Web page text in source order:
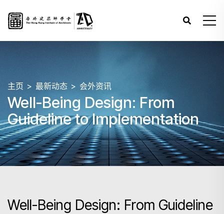
主页 最新动态 会外资讯
Well-Being Design: From
Guideline to Implementation
Well-Being Design: From Guideline